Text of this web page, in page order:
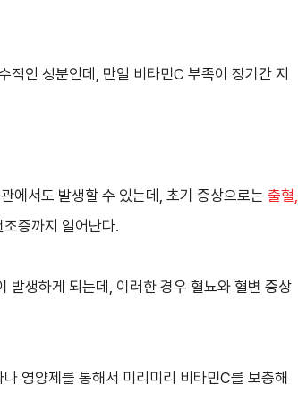
인 성분인데, 만일 비타민C 부족이 장기간 지
에서도 발생할 수 있는데, 초기 증상으로는 출혈,
증까지 일어난다.
발생하게 되는데, 이러한 경우 혈뇨와 혈변 증상
영양제를 통해서 미리미리 비타민C를 보충해